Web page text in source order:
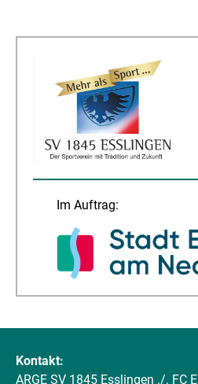
Im Auftrag:
Kontakt:
ARGE SV 1845 Esslingen ./. FC